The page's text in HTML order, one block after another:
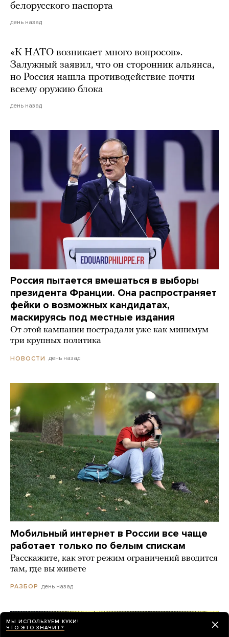
белорусского паспорта
день назад
«К НАТО возникает много вопросов».
Залужный заявил, что он сторонник альянса,
но Россия нашла противодействие почти
всему оружию блока
день назад
Россия пытается вмешаться в выборы
президента Франции. Она распространяет
фейки о возможных кандидатах,
маскируясь под местные издания
От этой кампании пострадали уже как минимум
три крупных политика
НОВОСТИ день назад
Мобильный интернет в России все чаще
работает только по белым спискам
Расскажите, как этот режим ограничений вводится
там, где вы живете
РАЗБОР день назад
МЫ ИСПОЛЬЗУЕМ КУКИ!
ЧТО ЭТО ЗНАЧИТ?